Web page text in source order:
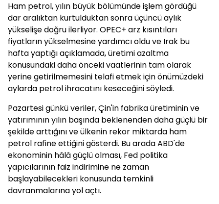
Ham petrol, yılın büyük bölümünde işlem gördüğü
dar aralıktan kurtulduktan sonra üçüncü aylık
yükselişe doğru ilerliyor. OPEC+ arz kısıntıları
fiyatların yükselmesine yardımcı oldu ve Irak bu
hafta yaptığı açıklamada, üretimi azaltma
konusundaki daha önceki vaatlerinin tam olarak
yerine getirilmemesini telafi etmek için önümüzdeki
aylarda petrol ihracatını keseceğini söyledi.
Pazartesi günkü veriler, Çin'in fabrika üretiminin ve
yatırımının yılın başında beklenenden daha güçlü bir
şekilde arttığını ve ülkenin rekor miktarda ham
petrol rafine ettiğini gösterdi. Bu arada ABD'de
ekonominin hâlâ güçlü olması, Fed politika
yapıcılarının faiz indirimine ne zaman
başlayabilecekleri konusunda temkinli
davranmalarına yol açtı.